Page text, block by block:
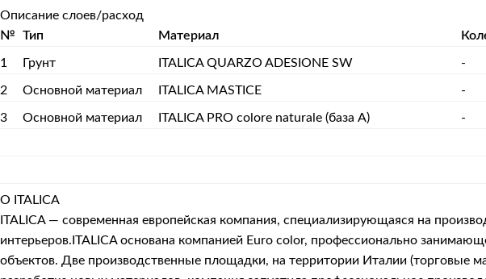
Описание слоев/расход
№
Тип Материал
1 Грунт ITALICA QUARZO ADESIONE SW -
2 Основной материал ITALICA MASTICE -
3 Основной материал ITALICA PRO colore naturale (база А) -
О ITALICA
ITALICA — современная европейская компания, специализирующаяся на
интерьеров.ITALICA основана компанией Euro color, профессионально
объектов. Две производственные площадки, на территории Италии (торговые